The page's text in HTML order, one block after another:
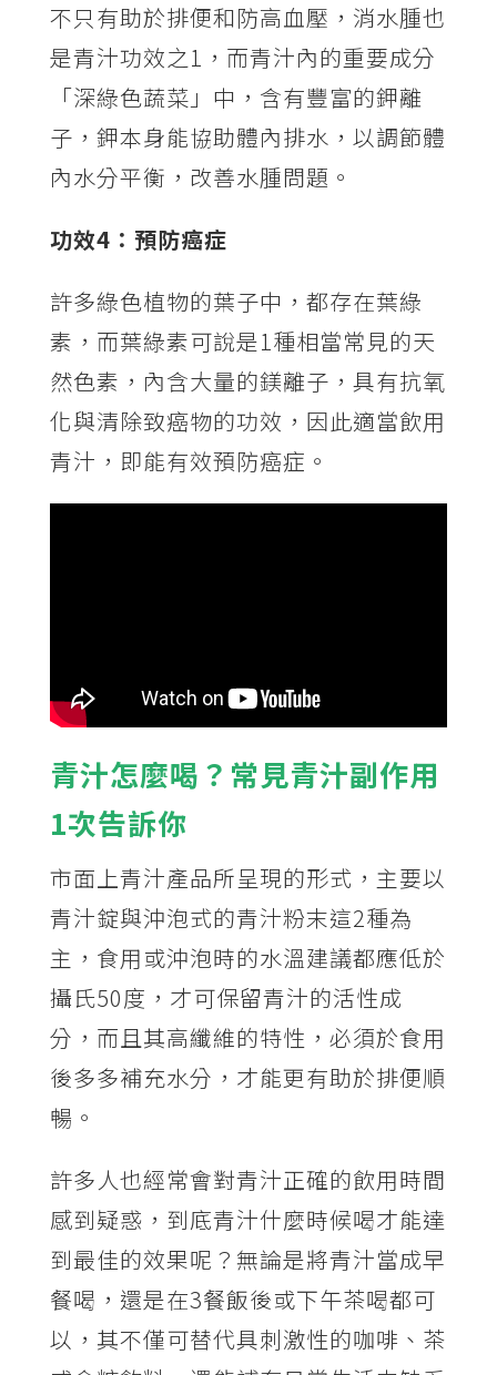
不只有助於排便和防高血壓，消水腫也
是青汁功效之1，而青汁內的重要成分
「深綠色蔬菜」中，含有豐富的鉀離
子，鉀本身能協助體內排水，以調節體
內水分平衡，改善水腫問題。
功效4 ：預防癌症
許多綠色植物的葉子中，都存在葉綠
素，而葉綠素可說是1種相當常見的天
然色素，內含大量的鎂離子，具有抗氧
化與清除致癌物的功效，因此適當飲用
青汁，即能有效預防癌症。
青汁怎麼喝？常見青汁副作用
1次告訴你
市面上青汁產品所呈現的形式，主要以
青汁錠與沖泡式的青汁粉末這2種為
主，食用或沖泡時的水溫建議都應低於
攝氏50度，才可保留青汁的活性成
分，而且其高纖維的特性，必須於食用
後多多補充水分，才能更有助於排便順
暢。
許多人也經常會對青汁正確的飲用時間
感到疑惑，到底青汁什麼時候喝才能達
到最佳的效果呢？無論是將青汁當成早
餐喝，還是在3餐飯後或下午茶喝都可
以，其不僅可替代具刺激性的咖啡、茶